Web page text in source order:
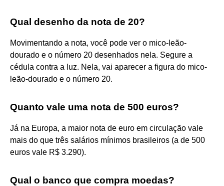
Qual desenho da nota de 20?
Movimentando a nota, você pode ver o mico-leão-
dourado e o número 20 desenhados nela. Segure a
cédula contra a luz. Nela, vai aparecer a figura do mico-
leão-dourado e o número 20.
Quanto vale uma nota de 500 euros?
Já na Europa, a maior nota de euro em circulação vale
mais do que três salários mínimos brasileiros (a de 500
euros vale R$ 3.290).
Qual o banco que compra moedas?